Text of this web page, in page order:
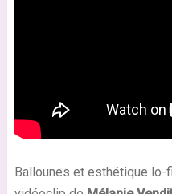
Ballounes et esthétique